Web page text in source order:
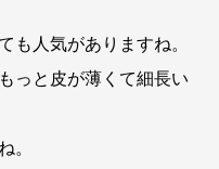
も人気がありますね。
っと皮が薄くて細長い
。